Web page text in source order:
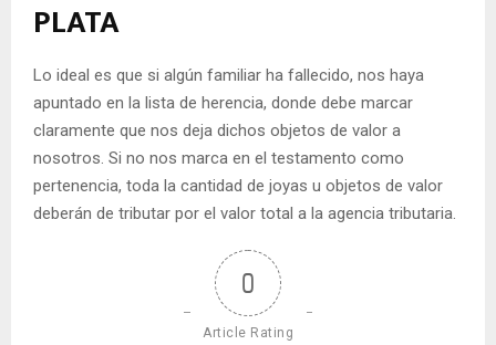
PLATA
Lo ideal es que si algún familiar ha fallecido, nos haya
apuntado en la lista de herencia, donde debe marcar
claramente que nos deja dichos objetos de valor a
nosotros. Si no nos marca en el testamento como
pertenencia, toda la cantidad de joyas u objetos de valor
deberán de tributar por el valor total a la agencia tributaria.
0
Article Rating